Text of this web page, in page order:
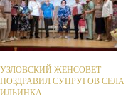
УЗЛОВСКИЙ ЖЕНСОВЕТ
ПОЗДРАВИЛ СУПРУГОВ СЕЛА
ИЛЬИНКА